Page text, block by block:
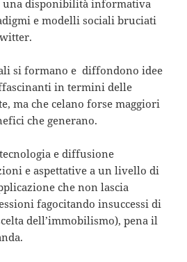
una disponibilità informativa
e modelli sociali bruciati
si formano e diffondono idee
in termini delle
ma che celano forse maggiori
che generano.
e diffusione
e aspettative a un livello di
che non lascia
fagocitando insuccessi di
dell’immobilismo), pena il